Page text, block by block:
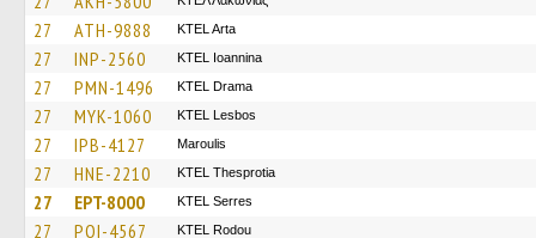
27 ATH-9888 KTEL Arta
27 INP-2560 KTEL Ioannina
27 PMN-1496 KTEL Drama
27 MYK-1060 KTEL Lesbos
27 IPB-4127 Maroulis
27 HNE-2210 KTEL Thesprotia
27 EPT-8000 KTEL Serres
27 POI-4567 ΚΤΕL Rodou